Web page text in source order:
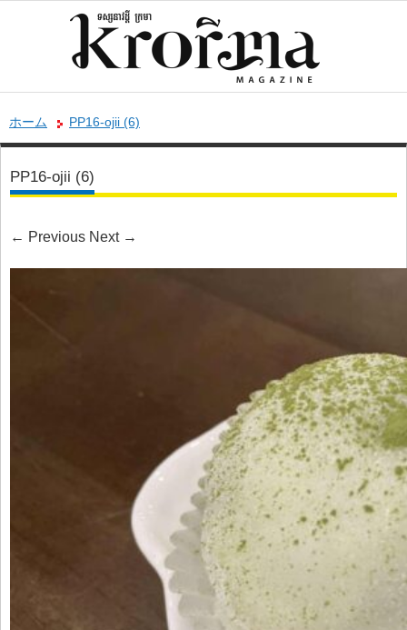
ホーム PP16-ojii (6)
PP16-ojii (6)
← Previous Next →